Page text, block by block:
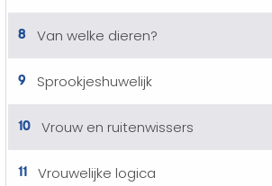
8 Van welke dieren?
9 Sprookjeshuwelijk
10 Vrouw en ruitenwissers
11 Vrouwelijke logica